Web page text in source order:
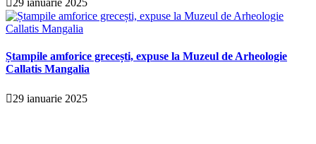
Ștampile amforice grecești, expuse la Muzeul de Arheologie
Callatis Mangalia
29 ianuarie 2025